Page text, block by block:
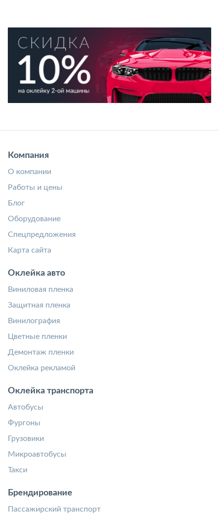
Компания
О компании
Работы и цены
Блог
Оборудование
Спецпредложения
Карта сайта
Оклейка авто
Виниловая пленка
Защитная пленка
Винилография
Цветные пленки
Демонтаж пленки
Оклейка рекламой
Оклейка транспорта
Автобусы
Фургоны
Грузовики
Микроавтобусы
Такси
Брендирование
Пассажирский транспорт